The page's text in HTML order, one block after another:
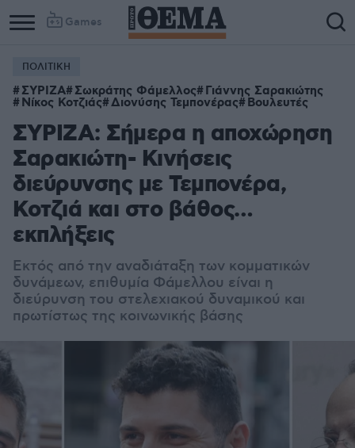
Games
ΠΟΛΙΤΙΚΗ
ΣΥΡΙΖΑ Σωκράτης Φάμελλος Γιάννης Σαρακιώτης
Νίκος Κοτζιάς Διονύσης Τεμπονέρας Βουλευτές
ΣΥΡΙΖΑ: Σήμερα η αποχώρηση
Σαρακιώτη- Κινήσεις
διεύρυνσης με Τεμπονέρα,
Κοτζιά και στο βάθος…
εκπλήξεις
Εκτός από την αναδιάταξη των κομματικών
δυνάμεων, επιθυμία Φάμελλου είναι η
διεύρυνση του στελεχιακού δυναμικού και
πρωτίστως της κοινωνικής βάσης